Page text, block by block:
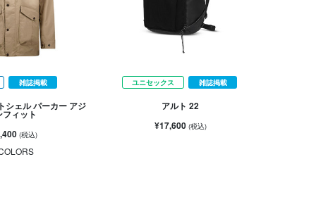
雑誌掲載
シェル パーカー アジ
フィット
(税込)
ユニセックス 雑誌掲載
アルト 22
¥17,600 (税込)